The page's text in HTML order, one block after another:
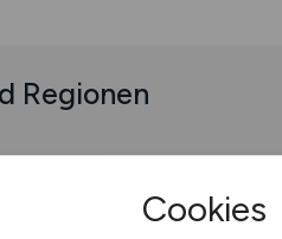
Regionen
Cookies